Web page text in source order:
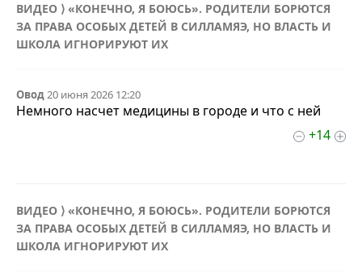
ВИДЕО ⟩ «КОНЕЧНО, Я БОЮСЬ». РОДИТЕЛИ БОРЮТСЯ
ЗА ПРАВА ОСОБЫХ ДЕТЕЙ В СИЛЛАМЯЭ, НО ВЛАСТЬ И
ШКОЛА ИГНОРИРУЮТ ИХ
Овод20 июня 2026 12:20
Немного насчет медицины в городе и что с ней
+14
ВИДЕО ⟩ «КОНЕЧНО, Я БОЮСЬ». РОДИТЕЛИ БОРЮТСЯ
ЗА ПРАВА ОСОБЫХ ДЕТЕЙ В СИЛЛАМЯЭ, НО ВЛАСТЬ И
ШКОЛА ИГНОРИРУЮТ ИХ